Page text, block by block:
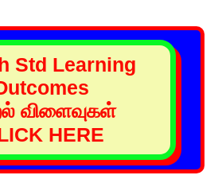
Std Learning
விளைவுகள்
HERE